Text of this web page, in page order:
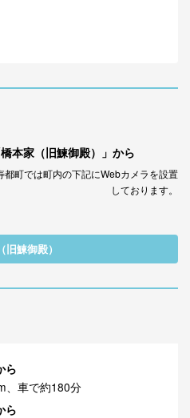
橋本家（旧鰊御殿）」から
都町では町内の下記にWebカメラを設置
しております。
旧鰊御殿）
ら
、車で約180分
ら